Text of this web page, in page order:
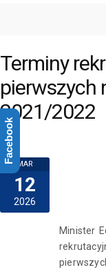
Terminy
pierwszych
2021/2022
MAR
12
2026
Minister
Facebook